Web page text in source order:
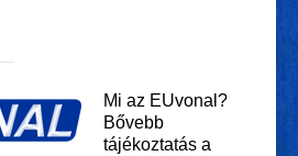
Mi az EUvonal?
Bővebb
tájékoztatás a